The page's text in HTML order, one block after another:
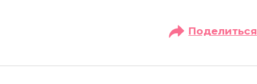
Поделиться